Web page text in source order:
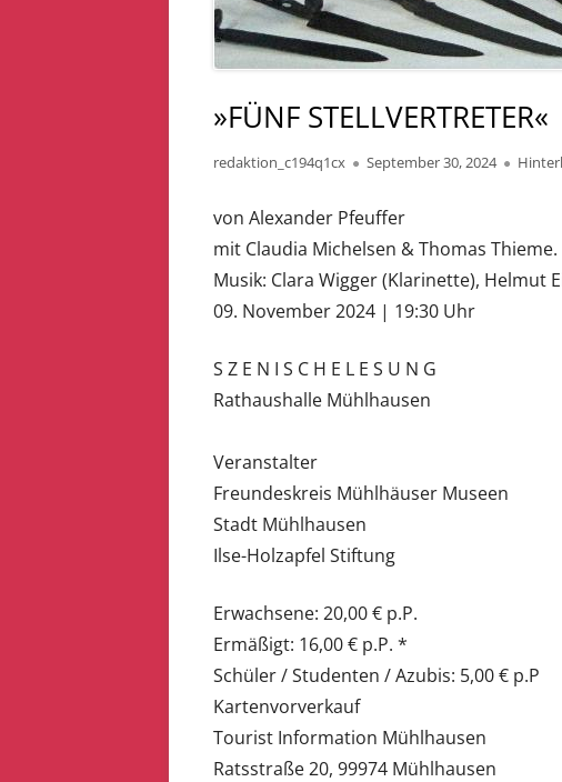
»FÜNF STELLVERTRETER«
Autor
redaktion_c194q1cx
Veröffentlicht
September 30, 2024
von Alexander Pfeuffer
mit Claudia Michelsen & Thomas Thieme.
Musik: Clara Wigger (Klarinette), Helmut
09. November 2024 | 19:30 Uhr
S Z E N I S C H E L E S U N G
Rathaushalle Mühlhausen
Veranstalter
Freundeskreis Mühlhäuser Museen
Stadt Mühlhausen
Ilse-Holzapfel Stiftung
Erwachsene: 20,00 € p.P.
Ermäßigt: 16,00 € p.P. *
Schüler / Studenten / Azubis: 5,00 € p.P
Kartenvorverkauf
Tourist Information Mühlhausen
Ratsstraße 20, 99974 Mühlhausen